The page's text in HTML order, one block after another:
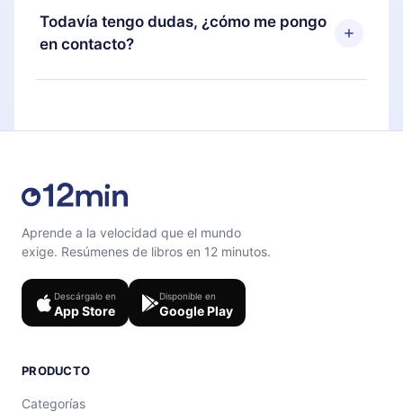
También puedes leer o escuchar tus títulos
favoritos sin conexión y desafiarte con un
puedes cancelar en cualquier momento y el
próximo ciclo de facturación no ocurrirá.
Todavía tengo dudas, ¿cómo me pongo
en contacto?
Siéntete libre de contactarnos en
Aprende a la velocidad que el mundo
exige. Resúmenes de libros en 12 minutos.
Descárgalo en
App Store
Disponible en
Google Play
PRODUCTO
Categorías